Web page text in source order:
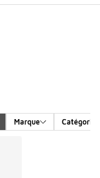
Marque Catégorie